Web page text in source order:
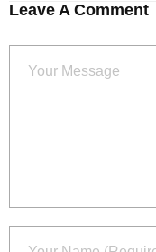
Leave A Comment